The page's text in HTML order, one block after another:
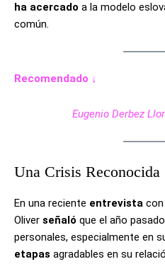
ha acercado a la modelo
común.
Recomendado ↓
Eugenio Derbez
Una Crisis Reconocida
En una reciente entrevista
Oliver señaló que el año
personales, especialmente en
etapas agradables en su